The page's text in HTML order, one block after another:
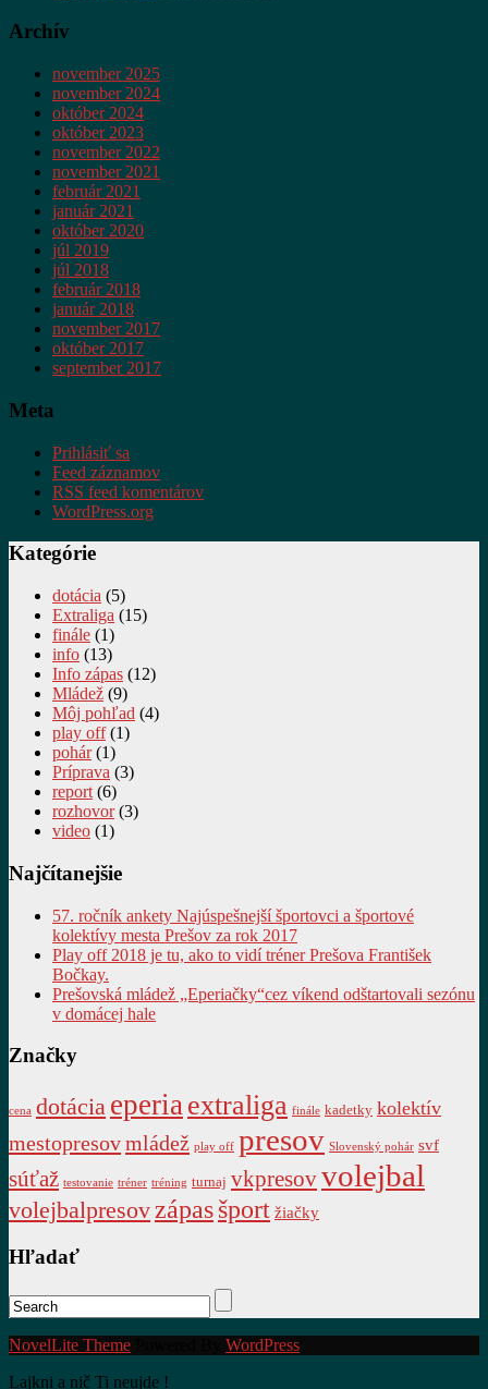
Archív
november 2025
november 2024
október 2024
október 2023
november 2022
november 2021
február 2021
január 2021
október 2020
júl 2019
júl 2018
február 2018
január 2018
november 2017
október 2017
september 2017
Meta
Prihlásiť sa
Feed záznamov
RSS feed komentárov
WordPress.org
Kategórie
dotácia (5)
Extraliga (15)
finále (1)
info (13)
Info zápas (12)
Mládež (9)
Môj pohľad (4)
play off(1)
pohár(1)
Príprava (3)
report (6)
rozhovor(3)
video (1)
Najčítanejšie
57. ročník ankety Najúspešnejší športovci a športové
kolektívy mesta Prešov za rok 2017
Play off 2018 je tu, ako to vidí tréner Prešova František
Bočkay.
Prešovská mládež „Eperiačky“cez víkend odštartovali sezónu
v domácej hale
Značky
cena dotácia eperia extraliga finále kadetky kolektív
mestopresovmládež play off presov Slovenský pohár svf
súťaž testovanie tréner tréning turnaj vkpresovvolejbal
volejbalpresov zápasšport žiačky
Hľadať
NovelLite Theme
WordPress
Lajkni a nič Ti neujde !